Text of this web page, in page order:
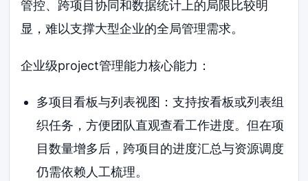
管控、跨项目协同和数据统计上的局限比较明
显，难以支撑大型企业的全局管理需求。
企业级project管理能力核心能力：
多项目看板与列表视图：支持按看板或列表组
织任务，方便团队直观查看工作进度。但在项
目数量增多后，跨项目的进度汇总与资源调度
仍需依赖人工梳理。